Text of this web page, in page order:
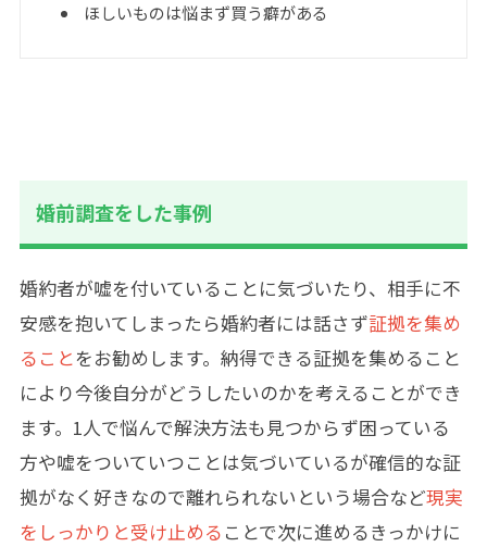
ほしいものは悩まず買う癖がある
婚前調査をした事例
婚約者が嘘を付いていることに気づいたり、相手に不
安感を抱いてしまったら婚約者には話さず証拠を集め
ることをお勧めします。納得できる証拠を集めること
により今後自分がどうしたいのかを考えることができ
ます。1人で悩んで解決方法も見つからず困っている
方や嘘をついていつことは気づいているが確信的な証
拠がなく好きなので離れられないという場合など現実
をしっかりと受け止める ことで次に進めるきっかけに